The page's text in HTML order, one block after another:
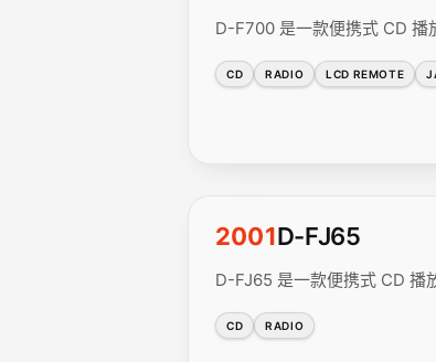
D-F700 是一款便携式 CD 播
CD RADIO LCD REMOTE
2001D-FJ65
D-FJ65 是一款便携式 CD 播
CD RADIO